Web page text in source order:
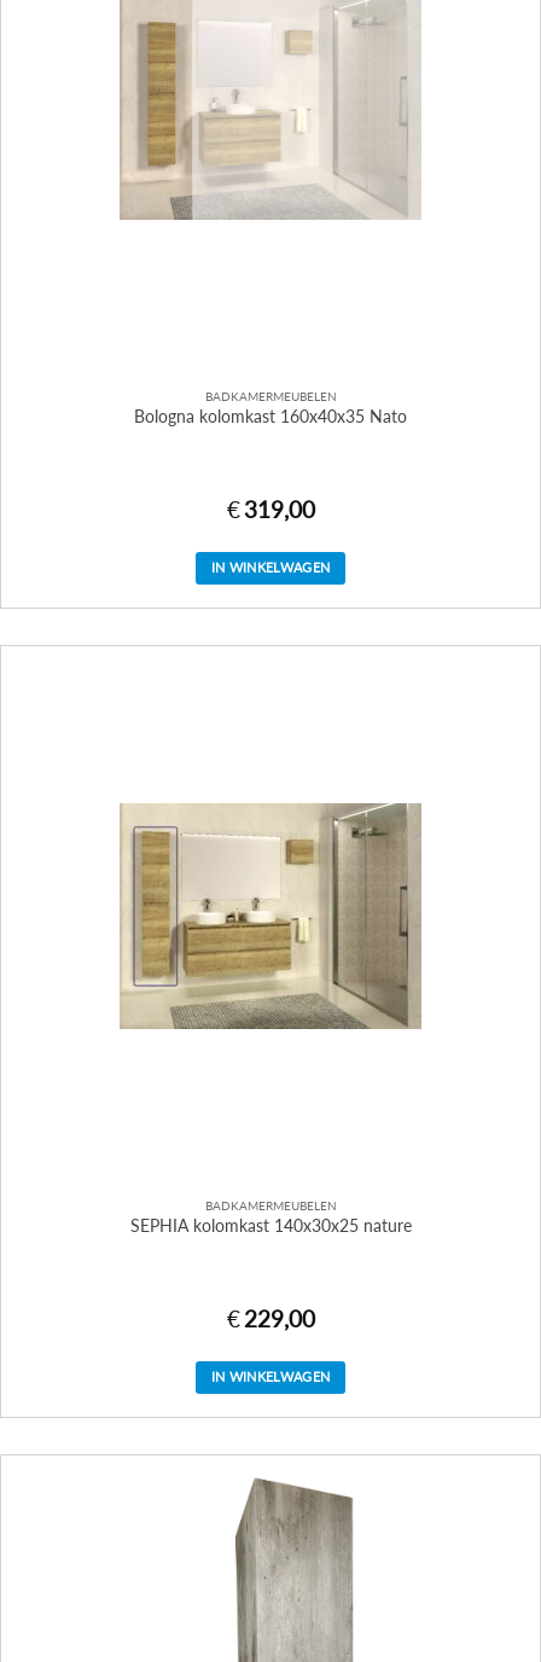
BADKAMERMEUBELEN
Bologna kolomkast 160x40x35 Nato
€ 319,00
IN WINKELWAGEN
BADKAMERMEUBELEN
SEPHIA kolomkast 140x30x25 nature
€ 229,00
IN WINKELWAGEN